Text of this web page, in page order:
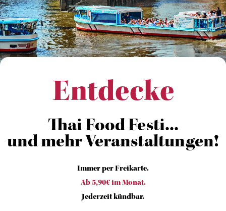
Entdecke
Thai Food Festi...
und mehr Veranstaltungen!
Immer per Freikarte.
Ab 5,90€ im Monat.
Jederzeit kündbar.